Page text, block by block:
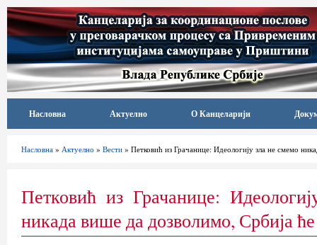
Насловна Актуелно О Канцеларији
Насловна » Актуелно » Вести » Петковић из Грачанице: Идеологију зла не смемо
Петковић из Грачанице:
никада више да дозволимо, Србија